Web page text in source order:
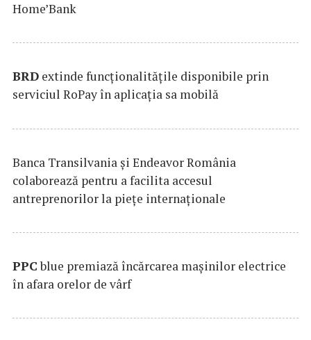
Home’Bank
BRD extinde funcţionalităţile disponibile prin
serviciul RoPay în aplicaţia sa mobilă
Banca Transilvania şi Endeavor România
colaborează pentru a facilita accesul
antreprenorilor la pieţe internaţionale
PPCblue premiază încărcarea maşinilor electrice
în afara orelor de vârf